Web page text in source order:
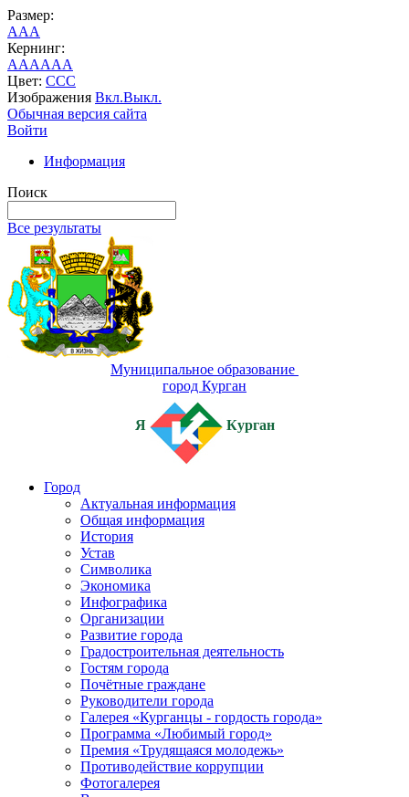
Размер:
AAA
Кернинг:
AAAAAA
Цвет: CCC
Изображения Вкл.Выкл.
Обычная версия сайта
Войти
Информация
Поиск
Все результаты
Муниципальное образование
город Курган
Я Курган
Город
Актуальная информация
Общая информация
История
Устав
Символика
Экономика
Инфографика
Организации
Развитие города
Градостроительная деятельность
Гостям города
Почётные граждане
Руководители города
Галерея «Курганцы - гордость города»
Программа «Любимый город»
Премия «Трудящаяся молодежь»
Противодействие коррупции
Фотогалерея